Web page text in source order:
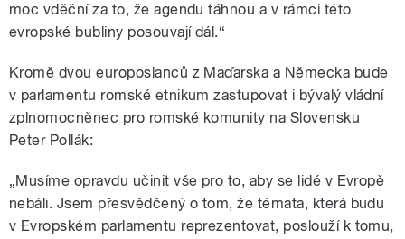
moc vděční za to, že agendu táhnou a v rámci této
evropské bubliny posouvají dál.“
Kromě dvou europoslanců z Maďarska a Německa bude
v parlamentu romské etnikum zastupovat i bývalý vládní
zplnomocněnec pro romské komunity na Slovensku
Peter Pollák:
„Musíme opravdu učinit vše pro to, aby se lidé v Evropě
nebáli. Jsem přesvědčený o tom, že témata, která budu
v Evropském parlamentu reprezentovat, poslouží k tomu,